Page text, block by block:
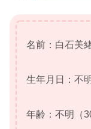
名前：白石美
生年月日：不
年齢：不明（